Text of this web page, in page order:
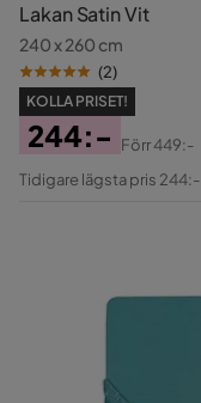
Lakan Satin Vit
240 x 260 cm
(2)
KOLLA PRISET!
Pris
244:-
Original
Förr449:-
Tidigare lägsta pris 244:-